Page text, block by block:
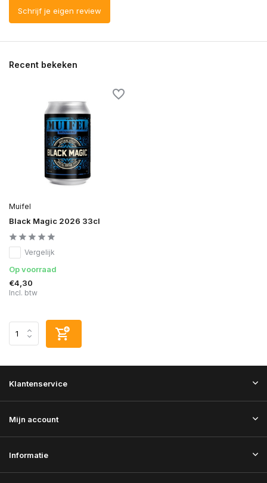
Schrijf je eigen review
Recent bekeken
Muifel
Black Magic 2026 33cl
Vergelijk
Op voorraad
€4,30
Incl. btw
Klantenservice
Mijn account
Informatie